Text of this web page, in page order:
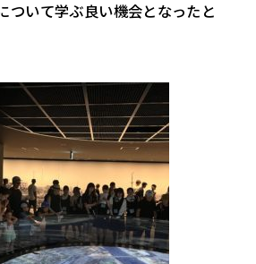
ついて学ぶ良い機会となったと